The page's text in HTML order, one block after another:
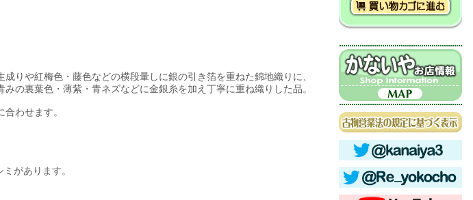
りや紅梅色・藤色などの横段暈しに銀の引き箔を重ねた錦地織りに、
の裏葉色・薄紫・青ネズなどに金銀糸を加え丁寧に重ね織りした品。
わせます。
があります。